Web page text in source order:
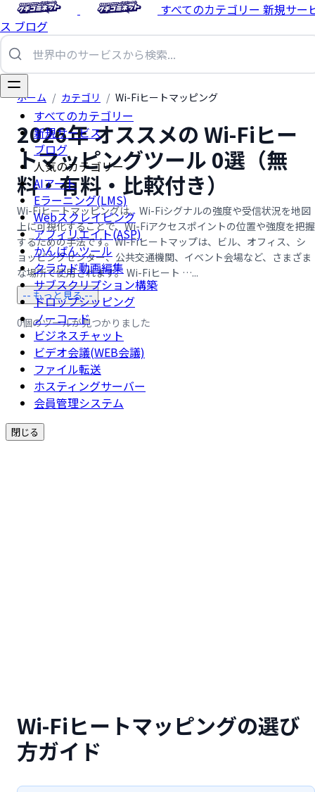
すべてのカテゴリー 新規サー
ス ブログ
すべてのカテゴリー
新規サービス
ブログ
人気のカテゴリー
AIアート
Eラーニング(LMS)
Webスクレイピング
アフィリエイト(ASP)
かんばんツール
クラウド動画編集
サブスクリプション構築
ドロップシッピング
ノーコード
ビジネスチャット
ビデオ会議(WEB会議)
ファイル転送
ホスティングサーバー
会員管理システム
閉じる
ホーム / カテゴリ / Wi-Fiヒートマッピング
2026年 オススメの Wi-Fiヒー
トマッピングツール 0選（無
料・有料・比較付き）
Wi-Fiヒートマッピングは、Wi-Fiシグナルの強度や受信状況を地図
上に可視化することで、Wi-Fiアクセスポイントの位置や強度を把握
するための手法です。Wi-Fiヒートマップは、ビル、オフィス、シ
ョッピングセンター、公共交通機関、イベント会場など、さまざま
な場所で使用されます。 Wi-Fiヒート …...
-- もっと見る --
0個のツールが見つかりました
Wi-Fiヒートマッピングの選び
方ガイド